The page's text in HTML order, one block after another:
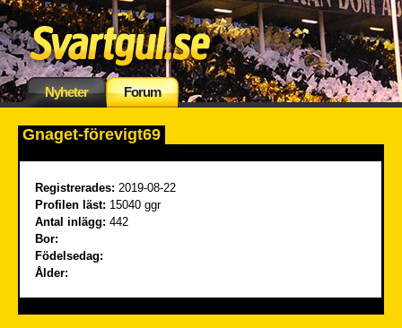
Nyheter Forum
Gnaget-förevigt69
Registrerades: 2019-08-22
Profilen läst: 15040 ggr
Antal inlägg: 442
Bor:
Födelsedag:
Ålder: